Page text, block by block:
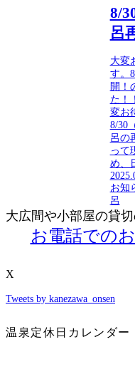
8/
呂
大変
す。
開！
た！
変お
8/30
呂の
って
め、
お知
呂
大広間や小部屋の貸
お電話での
X
Tweets by kanezawa_onsen
温泉定休日カレンダー